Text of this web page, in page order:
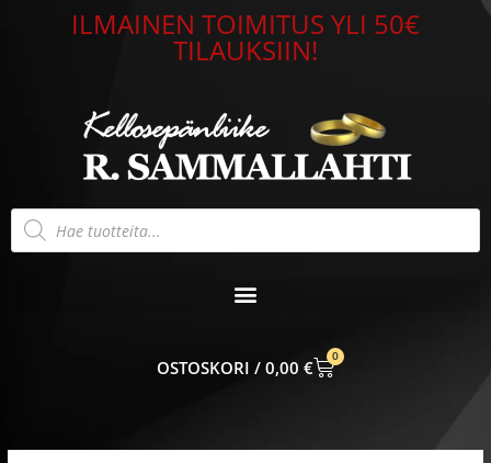
ILMAINEN TOIMITUS YLI 50€
TILAUKSIIN!
Products
search
0,00 €
0
CART